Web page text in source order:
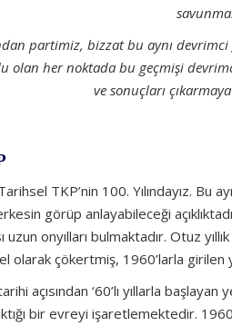
partimiz, bizzat bu aynı
olan her noktada bu geçmişi
ve sonuçları
TKP’nin 100. Yılındayız.
görüp anlayabileceği
uzun onyılları bulmaktadır. Otuz
olarak çökertmiş, 1960’larla girilen
açısından ‘60’lı yıllarla
bir evreyi işaretlemektedir.